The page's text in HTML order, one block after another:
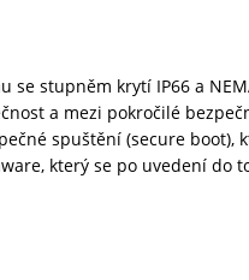
se stupněm krytí IP66 a
a mezi pokročilé
spuštění (secure boot),
který se po uvedení do